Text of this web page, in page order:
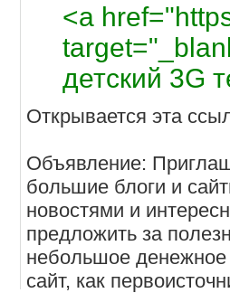
<a
детский 3G
Открывается эта
Объявление:
большие блоги и
новостями и
предложить за
небольшое
сайт, как